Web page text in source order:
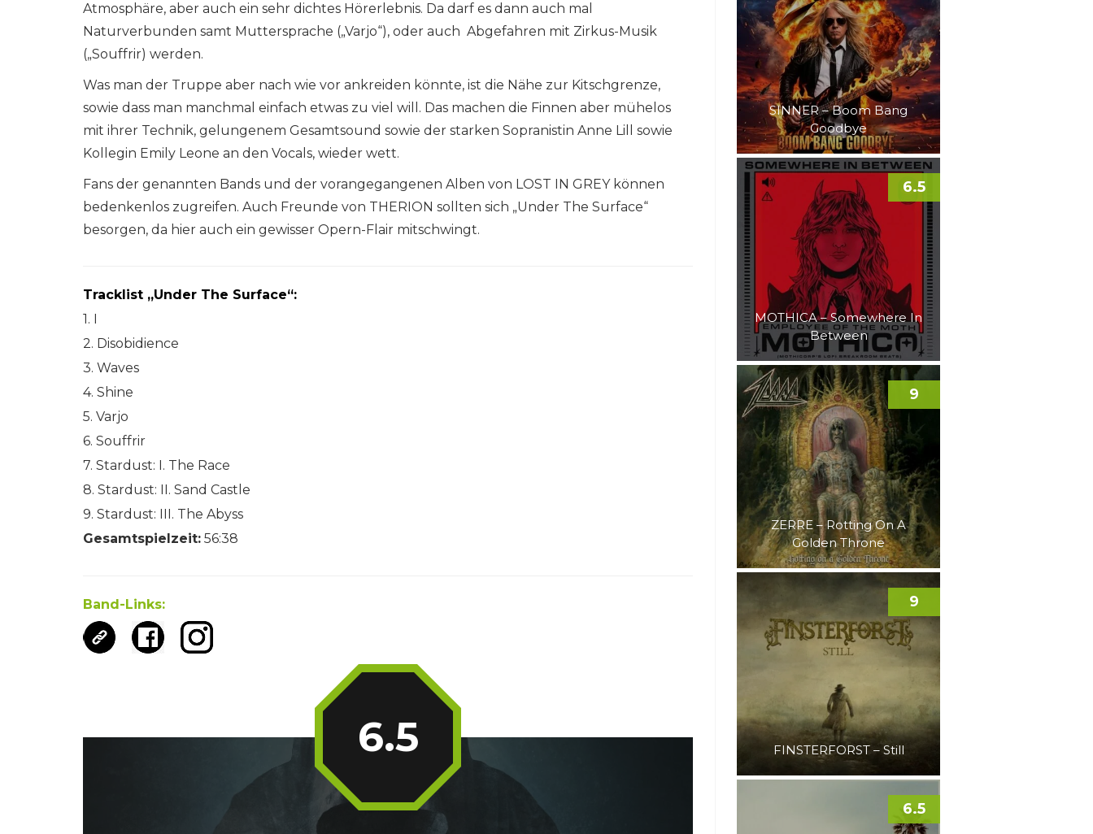
Atmosphäre, aber auch ein sehr dichtes Hörerlebnis. Da darf es dann auch mal
Naturverbunden samt Muttersprache („Varjo“), oder auch Abgefahren mit Zirkus-Musik
(„Souffrir) werden.
Was man der Truppe aber nach wie vor ankreiden könnte, ist die Nähe zur Kitschgrenze,
sowie dass man manchmal einfach etwas zu viel will. Das machen die Finnen aber mühelos
mit ihrer Technik, gelungenem Gesamtsound sowie der starken Sopranistin Anne Lill sowie
Kollegin Emily Leone an den Vocals, wieder wett.
Fans der genannten Bands und der vorangegangenen Alben von LOST IN GREY können
bedenkenlos zugreifen. Auch Freunde von THERION sollten sich „Under The Surface“
besorgen, da hier auch ein gewisser Opern-Flair mitschwingt.
Tracklist „Under The Surface“:
1. I
2. Disobidience
3. Waves
4. Shine
5. Varjo
6. Souffrir
7. Stardust: I. The Race
8. Stardust: II. Sand Castle
9. Stardust: III. The Abyss
Gesamtspielzeit: 56:38
Band-Links:
6.5
SINNER – Boom Bang
Goodbye
MOTHICA – Somewhere In
Between
6.5
ZERRE – Rotting On A
Golden Throne
9
FINSTERFORST – Still
9
6.5